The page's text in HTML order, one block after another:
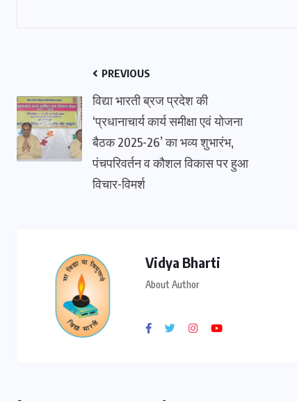
PREVIOUS
विद्या भारती ब्रज प्रदेश की
‘प्रधानाचार्य कार्य समीक्षा एवं योजना
बैठक 2025-26’ का भव्य शुभारंभ,
पंचपरिवर्तन व कौशल विकास पर हुआ
विचार-विमर्श
Vidya Bharti
About Author